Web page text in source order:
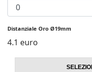
Distanziale Oro Ø19mm
4.1 euro